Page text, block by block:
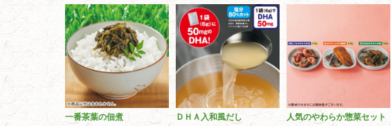
一番茶葉の佃煮 ＤＨＡ入和風だし 人気のやわらか惣菜セット